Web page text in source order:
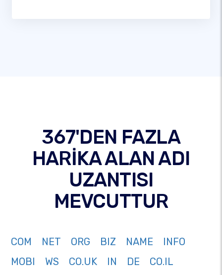
367'DEN FAZLA
HARİKA ALAN ADI
UZANTISI
MEVCUTTUR
COM NET ORG BIZ NAME
INFO
MOBI
WS CO.UK IN DE
CO.IL